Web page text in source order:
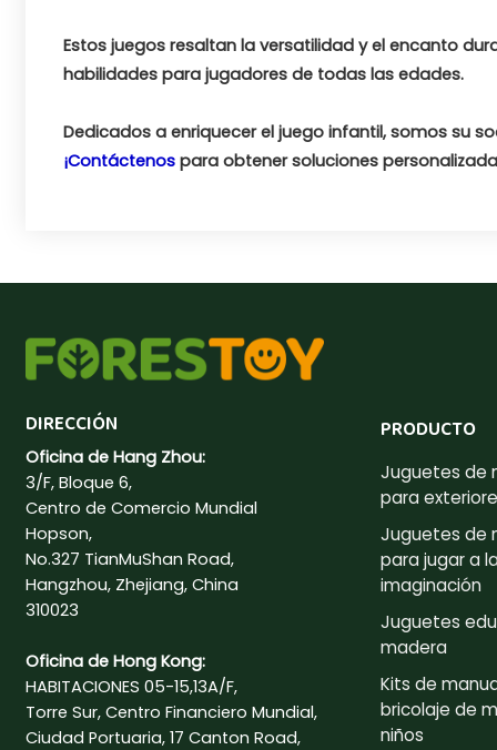
Estos juegos resaltan la versatilidad y el encanto
habilidades para jugadores de todas las edades.
Dedicados a enriquecer el juego infantil, somos su
¡Contáctenospara obtener soluciones
DIRECCIÓN
Oficina de Hang Zhou:
3/F, Bloque 6,
Centro de Comercio Mundial
Hopson,
No.327 TianMuShan Road,
Hangzhou, Zhejiang, China
310023
Oficina de Hong Kong:
HABITACIONES 05-15,13A/F,
Torre Sur, Centro Financiero Mundial,
Ciudad Portuaria, 17 Canton Road,
PRODUCTO
Juguetes de
para
Juguetes de
para jugar a la
imaginación
Juguetes
madera
Kits de
bricolaje de
niños